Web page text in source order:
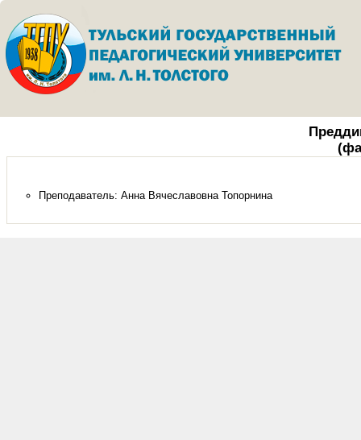
Преподаватель: Анна Вячеславовна Топорнина